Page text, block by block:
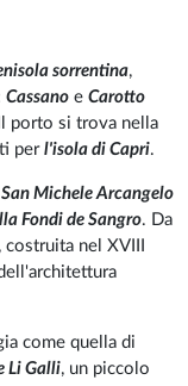
sorrentina,
Cassano eCarotto
porto si trova nella
perl'isola di Capri.
Michele Arcangelo
Fondi de Sangro. Da
, costruita nel XVIII
come quella di
Li Galli, un piccolo